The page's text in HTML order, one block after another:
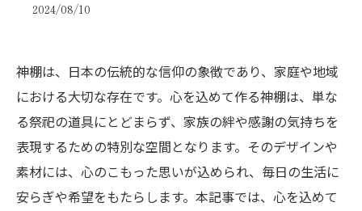
2024/08/10
神棚は、日本の伝統的な信仰の象徴であり、家庭や地域
における大切な存在です。心を込めて作る神棚は、単な
る祭祀の道具にとどまらず、家族の絆や感謝の気持ちを
表現するための特別な空間となります。そのデザインや
素材には、心のこもった思いが込められ、毎日の生活に
安らぎや希望をもたらします。本記事では、心を込めて